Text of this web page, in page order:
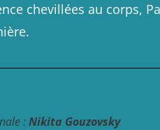
chevillées au corps,
:Nikita Gouzovsky